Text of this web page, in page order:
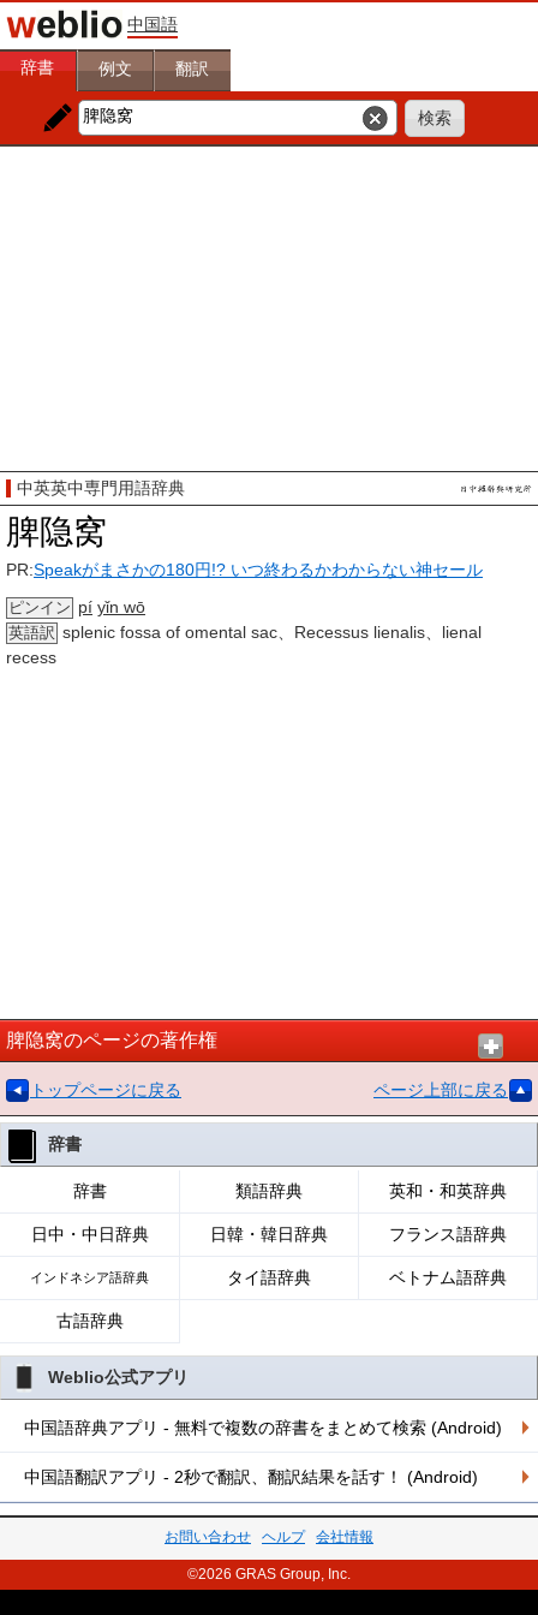
中国語
辞書 例文 翻訳
中英英中専門用語辞典
脾隐窝
PR:Speakがまさかの180円!? いつ終わるかわからない神セール
ピンイン pí yǐn wō
英語訳 splenic fossa of omental sac、Recessus lienalis、lienal
recess
脾隐窝のページの著作権
トップページに戻る ページ上部に戻る
辞書
辞書 類語辞典 英和・和英辞典
日中・中日辞典 日韓・韓日辞典 フランス語辞典
インドネシア語辞典 タイ語辞典 ベトナム語辞典
古語辞典
Weblio公式アプリ
中国語辞典アプリ - 無料で複数の辞書をまとめて検索 (Android)
中国語翻訳アプリ - 2秒で翻訳、翻訳結果を話す！ (Android)
お問い合わせ ヘルプ 会社情報
©2026 GRAS Group, Inc.